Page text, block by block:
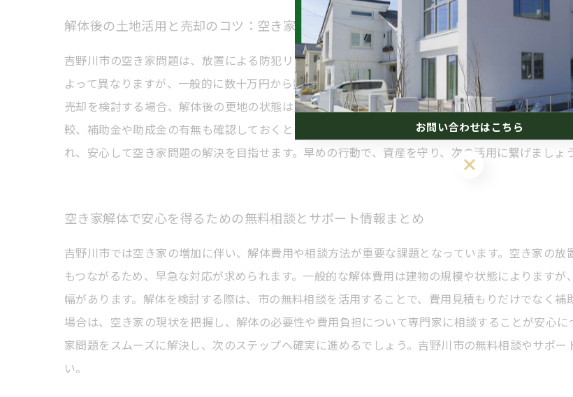
解体後の土地活用と売却のコツ：空き家問題から資産価値回復へ
吉野川市の空き家問題は、放置による防犯リスクや景観悪化、さらには資産価値の低下を招くた
よって異なりますが、一般的に数十万円から数百万円が相場です。解体後の土地活用を考える際は
売却を検討する場合、解体後の更地の状態は買い手にとって魅力的になるため、資産価値の回復
較、補助金や助成金の有無も確認しておくとよいでしょう。吉野川市の行政窓口や専門の不動産
れ、安心して空き家問題の解決を目指せます。早めの行動で、資産を守り、次の活用に繋げましょう
空き家解体で安心を得るための無料相談とサポート情報まとめ
吉野川市では空き家の増加に伴い、解体費用や相談方法が重要な課題となっています。空き家の
もつながるため、早急な対応が求められます。一般的な解体費用は建物の規模や状態によります
幅があります。解体を検討する際は、市の無料相談を活用することで、費用見積もりだけでなく
場合は、空き家の現状を把握し、解体の必要性や費用負担について専門家に相談することが安心
家問題をスムーズに解決し、次のステップへ確実に進めるでしょう。吉野川市の無料相談やサポ
い。
お問い合わせはこちら